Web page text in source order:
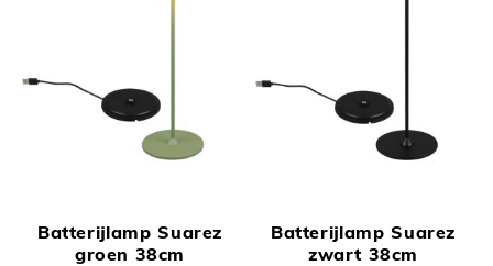
Batterijlamp Suarez
groen 38cm
Batterijlamp Suarez
zwart 38cm